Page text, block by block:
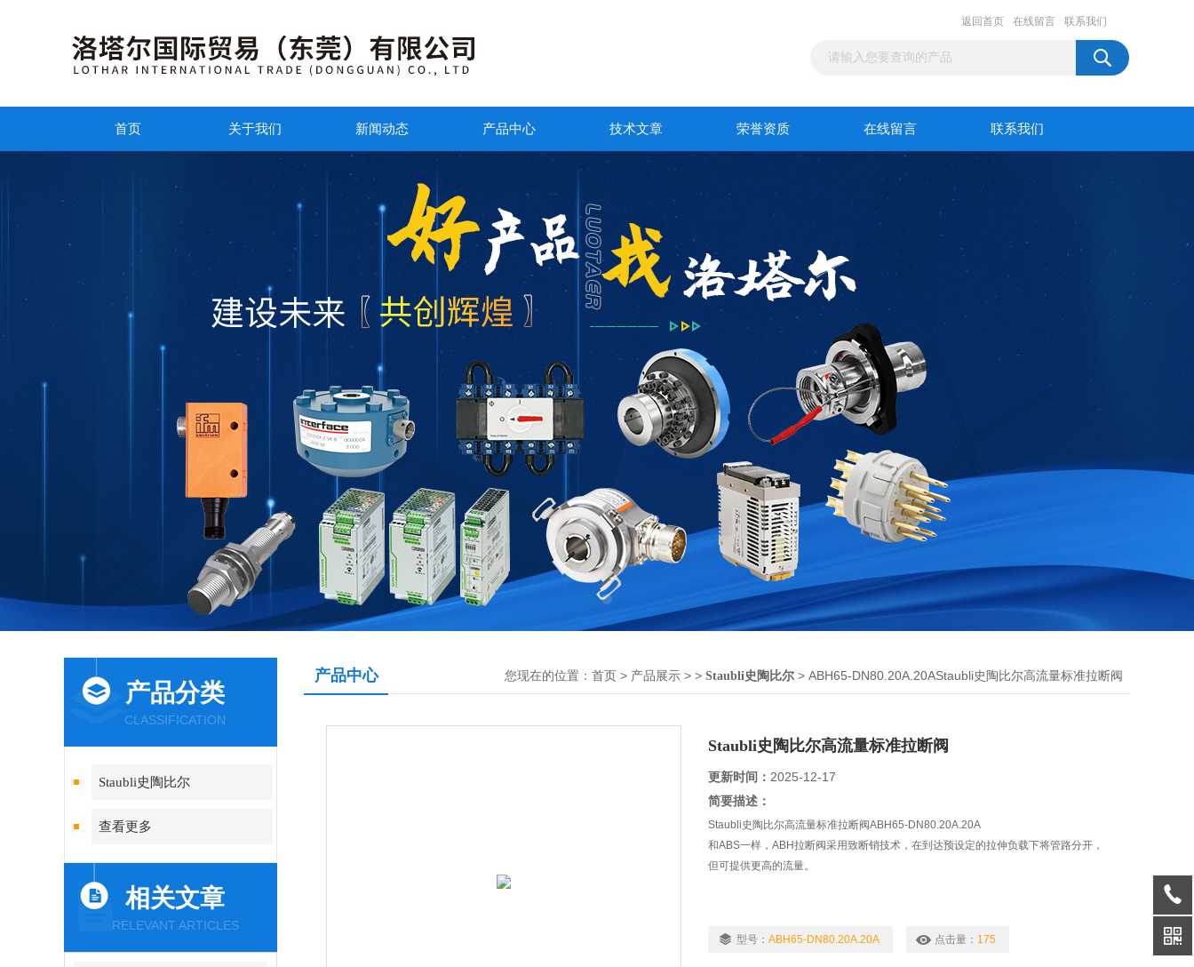
返回首页 在线留言 联系我们
首页 关于我们 新闻动态 产品中心 技术文章 荣誉资质 在线留言 联系我们
产品分类
CLASSIFICATION
Staubli史陶比尔
查看更多
相关文章
RELEVANT ARTICLES
产品中心 您现在的位置： 首页 > 产品展示 > > Staubli史陶比尔 > ABH65-DN80.20A.20AStaubli史陶比尔高流量标准拉断阀
Staubli史陶比尔高流量标准拉断阀
更新时间： 2025-12-17
简要描述：
Staubli史陶比尔高流量标准拉断阀ABH65-DN80.20A.20A
和ABS一样，ABH拉断阀采用致断销技术，在到达预设定的拉伸负载下将管路分开，
但可提供更高的流量。
型号： ABH65-DN80.20A.20A 点击量： 175